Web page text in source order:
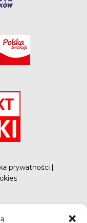
prywatności |
Badania